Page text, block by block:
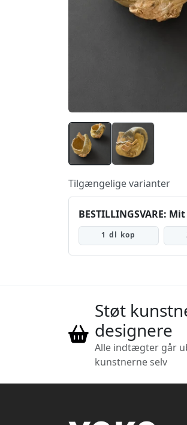
Tilgængelige varianter
BESTILLINGSVARE:
1 dl kop
Støt
designere
Alle indtægter går
kunstnerne selv